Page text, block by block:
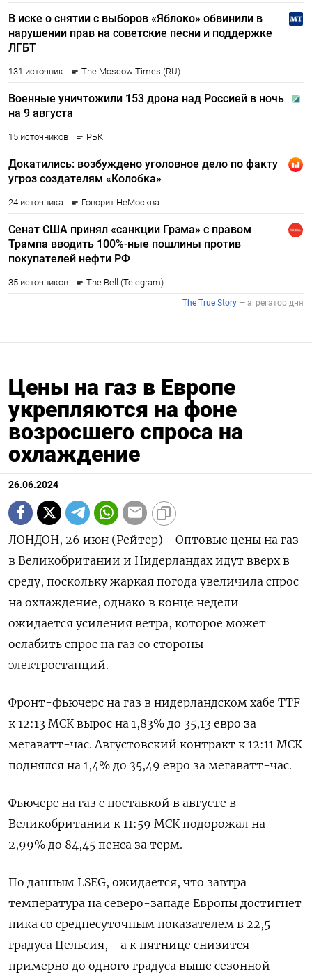
Цены на газ в Европе
укрепляются на фоне
возросшего спроса на
охлаждение
26.06.2024
ЛОНДОН, 26 июн (Рейтер) - Оптовые цены на газ
в Великобритании и Нидерландах идут вверх в
среду, поскольку жаркая погода увеличила спрос
на охлаждение, однако в конце недели
ожидается усиления ветра, которое может
ослабить спрос на газ со стороны
электростанций.
Фронт-фьючерс на газ в нидерландском хабе TTF
к 12:13 МСК вырос на 1,83% до 35,13 евро за
мегаватт-час. Августовский контракт к 12:11 МСК
поднялся на 1,4% до 35,49 евро за мегаватт-час.
Фьючерс на газ с поставкой в августе в
Великобритании к 11:59 МСК подорожал на
2,99% до 84,45 пенса за терм.
По данным LSEG, ожидается, что завтра
температура на северо-западе Европы достигнет
пика со среднесуточным показателем в 22,5
градуса Цельсия, - а к пятнице снизится
примерно до одного градуса выше сезонной